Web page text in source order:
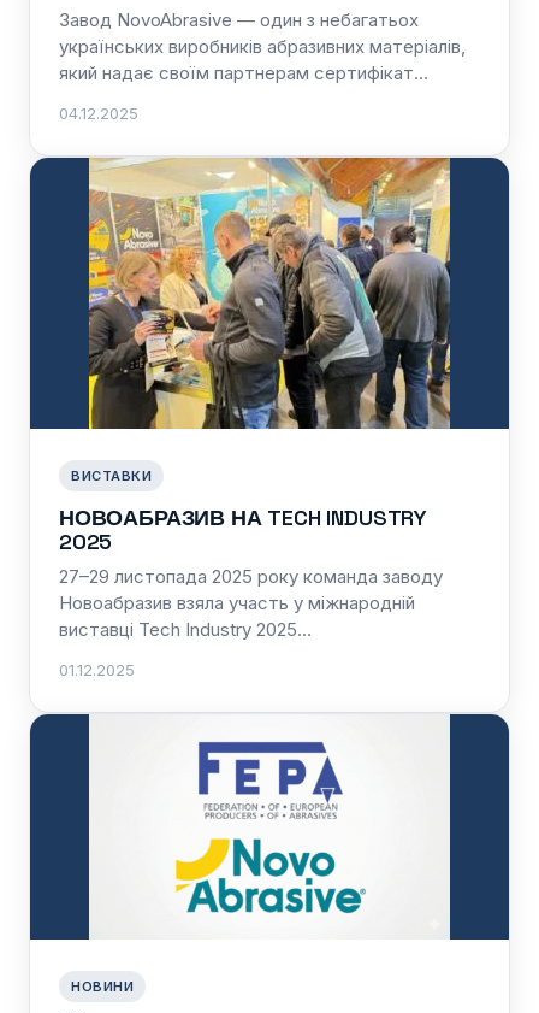
Завод NovoAbrasive — один з небагатьох
українських виробників абразивних матеріалів,
який надає своїм партнерам сертифікат…
04.12.2025
ВИСТАВКИ
НОВОАБРАЗИВ НА TECH INDUSTRY
2025
27–29 листопада 2025 року команда заводу
Новоабразив взяла участь у міжнародній
виставці Tech Industry 2025…
01.12.2025
НОВИНИ